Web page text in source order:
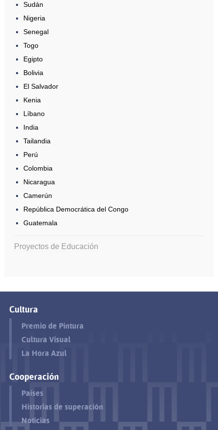
Sudán
Nigeria
Senegal
Togo
Egipto
Bolivia
El Salvador
Kenia
Líbano
India
Tailandia
Perú
Colombia
Nicaragua
Camerún
República Democrática del Congo
Guatemala
Proyectos de Educación
Cultura
Premio de Pintura
Cultura Visual
La Hora Azul
Cooperación
Países
Historias de superación
Noticias